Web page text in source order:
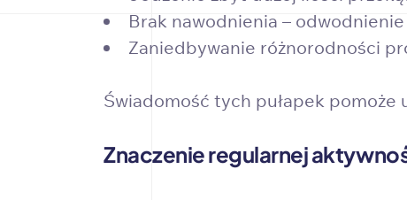
Brak nawodnienia –
Zaniedbywanie różnorodności
Świadomość tych pułapek
Znaczenie regularnej